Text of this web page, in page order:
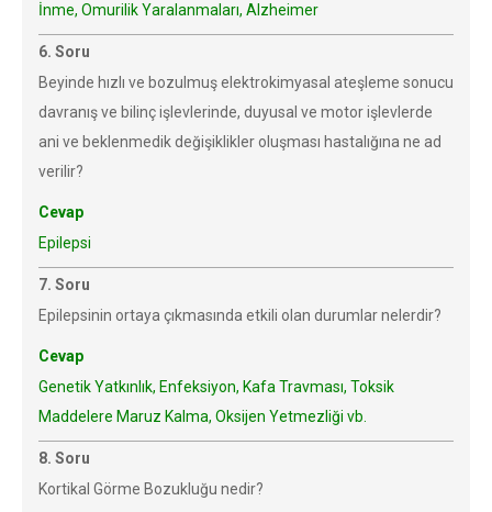
İnme, Omurilik Yaralanmaları, Alzheimer
6. Soru
Beyinde hızlı ve bozulmuş elektrokimyasal ateşleme sonucu
davranış ve bilinç işlevlerinde, duyusal ve motor işlevlerde
ani ve beklenmedik değişiklikler oluşması hastalığına ne ad
verilir?
Cevap
Epilepsi
7. Soru
Epilepsinin ortaya çıkmasında etkili olan durumlar nelerdir?
Cevap
Genetik Yatkınlık, Enfeksiyon, Kafa Travması, Toksik
Maddelere Maruz Kalma, Oksijen Yetmezliği vb.
8. Soru
Kortikal Görme Bozukluğu nedir?